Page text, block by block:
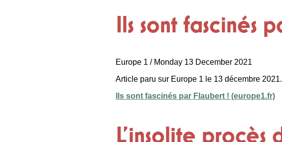
Ils sont fascinés
Europe 1 / Monday 13 December 2021
Article paru sur Europe 1 le 13 décembre 2021.
Ils sont fascinés par Flaubert ! (europe1.fr)
L’insolite